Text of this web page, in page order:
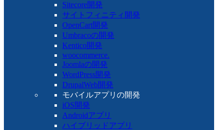
Sitecore開発
サイトフィニティ開発
OpenCart開発
Umbracoの開発
Kentico開発
woocommerce.
Joomlaの開発
WordPress開発
DrupalWeb開発
モバイルアプリの開発
iOS開発
Androidアプリ
ハイブリッドアプリ